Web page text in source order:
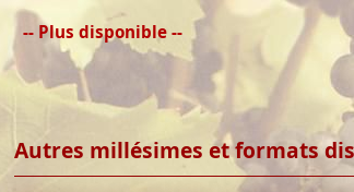
-- Plus disponible --
Autres millésimes et formats